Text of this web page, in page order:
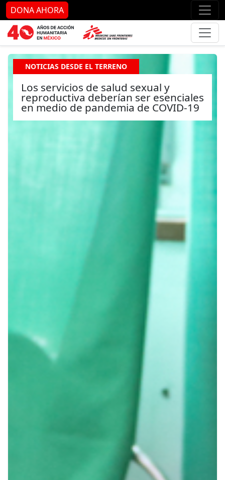
Ir al contenido principal Ir
DONA AHORA
NOTICIAS DESDE EL TERRENO
Los servicios de salud sexual y
reproductiva deberían ser esenciales
en medio de pandemia de COVID-19